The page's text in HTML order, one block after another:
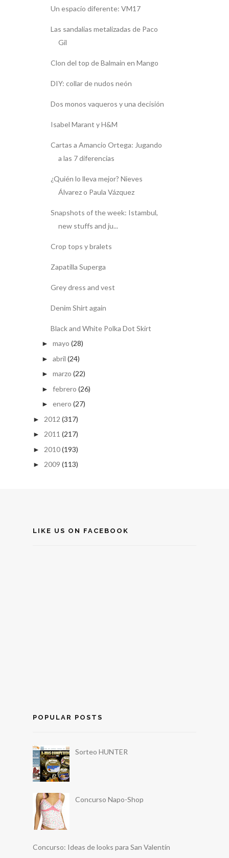
Un espacio diferente: VM17
Las sandalias metalizadas de Paco
Gil
Clon del top de Balmain en Mango
DIY: collar de nudos neón
Dos monos vaqueros y una decisión
Isabel Marant y H&M
Cartas a Amancio Ortega: Jugando
a las 7 diferencias
¿Quién lo lleva mejor? Nieves
Álvarez o Paula Vázquez
Snapshots of the week: Istambul,
new stuffs and ju...
Crop tops y bralets
Zapatilla Superga
Grey dress and vest
Denim Shirt again
Black and White Polka Dot Skirt
► mayo (28)
► abril (24)
► marzo (22)
► febrero (26)
► enero (27)
► 2012 (317)
► 2011 (217)
► 2010(193)
► 2009 (113)
LIKE US ON FACEBOOK
POPULAR POSTS
Sorteo HUNTER
Concurso Napo-Shop
Concurso: Ideas de looks para San Valentín